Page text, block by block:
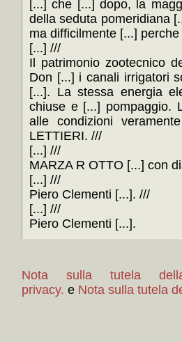
[...] che [...] dopo, la
della seduta pomeridiana
ma difficilmente [...]
[...] ///
Il patrimonio zootecnico
Don [...] i canali irrigatori
[...]. La stessa energia
chiuse e [...] pompaggio.
alle condizioni
LETTIERI. ///
[...] ///
MARZA R OTTO [...] con
[...] ///
Piero Clementi [...]. ///
[...] ///
Piero Clementi [...].
Nota sulla tutela
privacy. e Nota sulla tutela